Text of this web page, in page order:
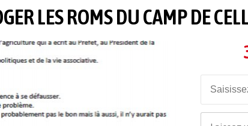
LES ROMS DU CAMP DE